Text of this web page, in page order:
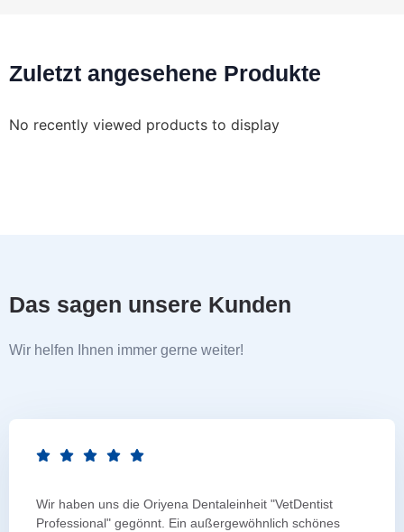
Zuletzt angesehene Produkte
No recently viewed products to display
Das sagen unsere Kunden
Wir helfen Ihnen immer gerne weiter!
Wir haben uns die Oriyena Dentaleinheit "VetDentist
Professional" gegönnt. Ein außergewöhnlich schönes